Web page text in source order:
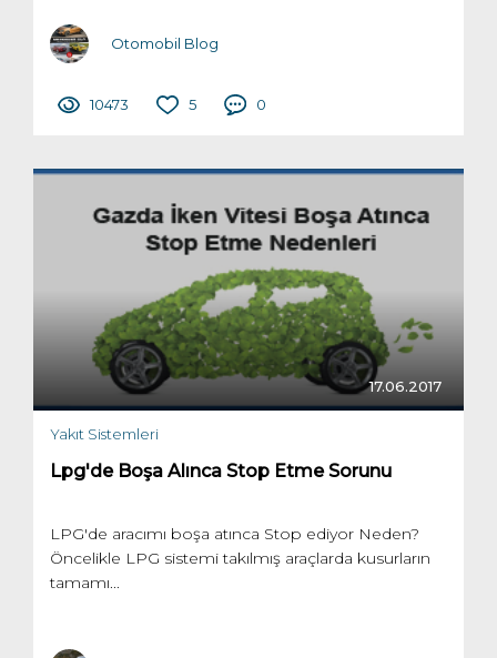
Otomobil Blog
10473 5 0
17.06.2017
Yakıt Sistemleri
Lpg'de Boşa Alınca Stop Etme Sorunu
LPG'de aracımı boşa atınca Stop ediyor Neden?
Öncelikle LPG sistemi takılmış araçlarda kusurların
tamamı...